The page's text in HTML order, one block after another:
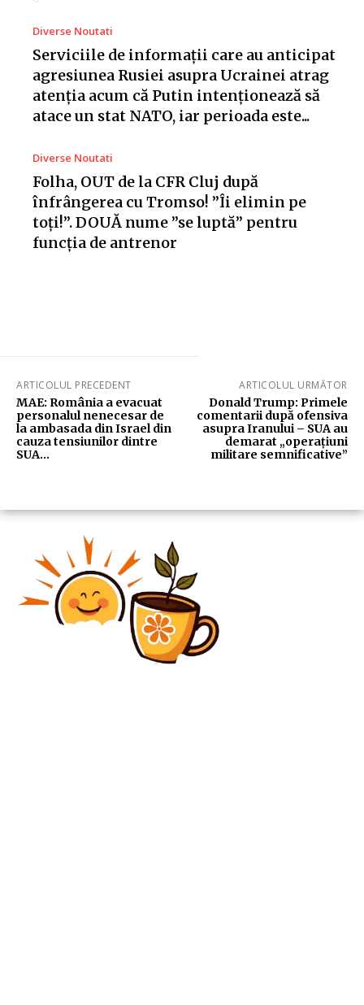
Diverse Noutati
Serviciile de informații care au anticipat
agresiunea Rusiei asupra Ucrainei atrag
atenția acum că Putin intenționează să
atace un stat NATO, iar perioada este...
Diverse Noutati
Folha, OUT de la CFR Cluj după
înfrângerea cu Tromso! ”Îi elimin pe
toți!”. DOUĂ nume ”se luptă” pentru
funcția de antrenor
ARTICOLUL PRECEDENT
MAE: România a evacuat
personalul nenecesar de
la ambasada din Israel din
cauza tensiunilor dintre
SUA…
ARTICOLUL URMĂTOR
Donald Trump: Primele
comentarii după ofensiva
asupra Iranului – SUA au
demarat „operațiuni
militare semnificative”